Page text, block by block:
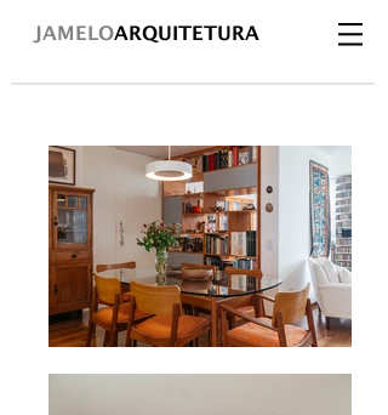
JAMELOARQUITETURA